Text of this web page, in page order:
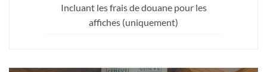
Incluant les frais de douane pour les
affiches (uniquement)